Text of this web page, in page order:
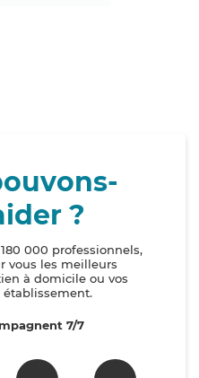
?
000 professionnels,
vous les meilleurs
à domicile ou vos
établissement.
7/7